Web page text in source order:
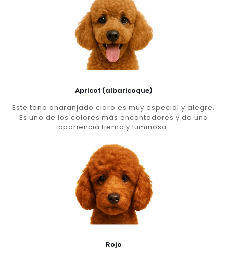
Apricot (albaricoque)
Este tono anaranjado claro es muy especial y alegre.
Es uno de los colores más encantadores y da una
apariencia tierna y luminosa.
Rojo